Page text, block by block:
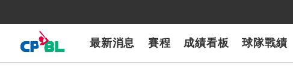
最新消息 賽程 成績看板 球隊戰績
7-ELEVEn獅
樂天桃猿富邦悍將 味全龍 台鋼雄鷹CPBLTV